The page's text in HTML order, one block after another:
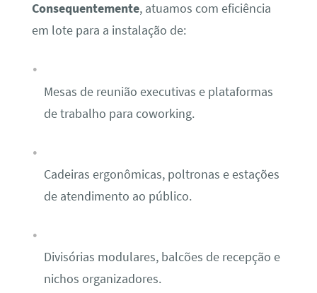
Consequentemente, atuamos com eficiência
em lote para a instalação de:
Mesas de reunião executivas e plataformas
de trabalho para coworking.
Cadeiras ergonômicas, poltronas e estações
de atendimento ao público.
Divisórias modulares, balcões de recepção e
nichos organizadores.